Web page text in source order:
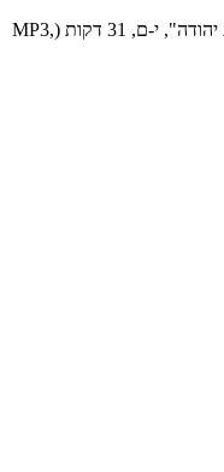
, י' במרחשוון תשע"ט, ביה"כ "בית יהודה", י-ם, 31 דקות (MP3,